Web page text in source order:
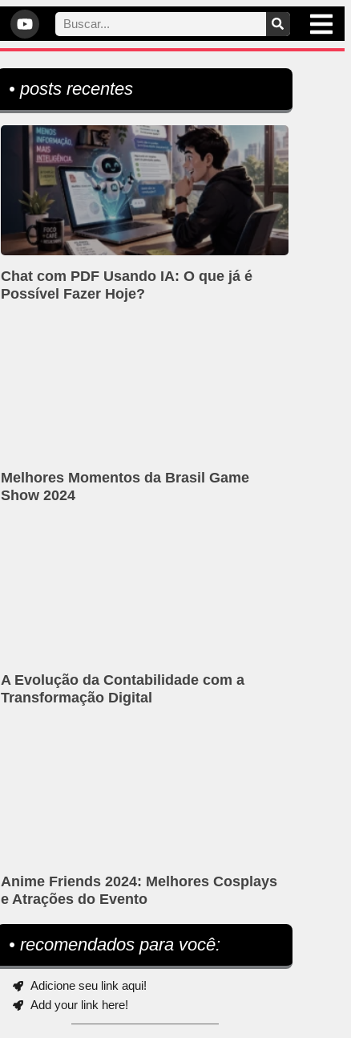
• posts recentes
Chat com PDF Usando IA: O que já é
Possível Fazer Hoje?
Melhores Momentos da Brasil Game
Show 2024
A Evolução da Contabilidade com a
Transformação Digital
Anime Friends 2024: Melhores Cosplays
e Atrações do Evento
• recomendados para você:
Adicione seu link aqui!
Add your link here!